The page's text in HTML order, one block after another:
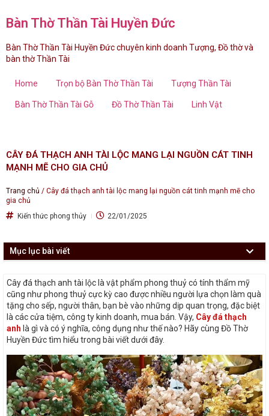
Bàn Thờ Thần Tài Huyền Đức
Bàn Thờ Thần Tài Huyền Đức chuyên kinh doanh Tượng, Đồ thờ và
bàn thờ Thần Tài
Home Trọn bộ Bàn Thờ Thần Tài Tượng Thần Tài
Bàn Thờ Thần Tài Gỗ Đồ Thờ Thần Tài Linh Vật
CÂY ĐÁ THẠCH ANH TÀI LỘC MANG LẠI NGUỒN CÁT TINH
MẠNH MẼ CHO GIA CHỦ
Trang chủ / Cây đá thạch anh tài lộc mang lại nguồn cát tinh mạnh mẽ cho
gia chủ
Kiến thức phong thủy
22/01/2025
Mục lục bài viết
Cây đá thạch anh tài lộc là vật phẩm phong thuỷ có tính thẩm mỹ
cũng như phong thuỷ cực kỳ cao được nhiều người lựa chọn làm quà
tặng cho sếp, người thân, bạn bè vào những dịp quan trọng, đặc biệt
là các cửa tiệm, công ty kinh doanh, mua bán. Vậy, Cây đá thạch
anh là gì và có ý nghĩa, công dụng như thế nào? Hãy cùng Đồ Thờ
Huyền Đức tìm hiểu trong bài viết dưới đây.